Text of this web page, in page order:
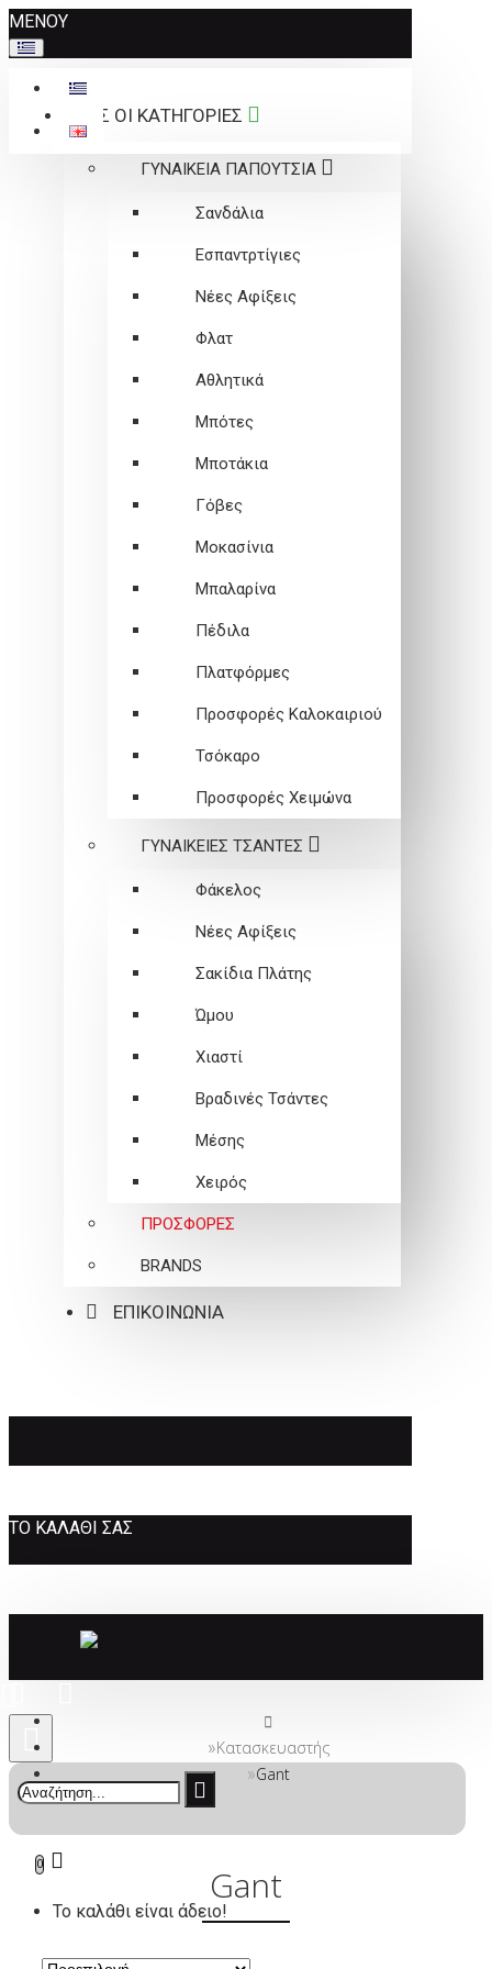
Σημείωση:
Αυτός
ο
ιστότοπος
περιλαμβάνει
ΜΕΝΟΥ
ΟΛΕΣ ΟΙ ΚΑΤΗΓΟΡΙΕΣ
ΓΥΝΑΙΚΕΙΑ ΠΑΠΟΥΤΣΙΑ
Σανδάλια
Εσπαντρτίγιες
Νέες Αφίξεις
Φλατ
Αθλητικά
Μπότες
Μποτάκια
Γόβες
Μοκασίνια
Μπαλαρίνα
Πέδιλα
Πλατφόρμες
Προσφορές Καλοκαιριού
Τσόκαρο
Προσφορές Χειμώνα
ΓΥΝΑΙΚΕΙEΣ ΤΣΑΝΤΕΣ
Φάκελος
Νέες Αφίξεις
Σακίδια Πλάτης
Ώμου
Χιαστί
Βραδινές Τσάντες
Μέσης
Χειρός
ΠΡΟΣΦΟΡΕΣ
BRANDS
ΕΠΙΚΟΙΝΩΝΙΑ
ΤΟ ΚΑΛΆΘΙ ΣΑΣ
0
Το καλάθι είναι άδειο!
Κατασκευαστής
Gant
Gant